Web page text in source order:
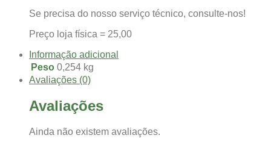
Se precisa do nosso serviço técnico, consulte-nos!
Preço loja física = 25,00
Informação adicional
Peso 0,254 kg
Avaliações (0)
Avaliações
Ainda não existem avaliações.